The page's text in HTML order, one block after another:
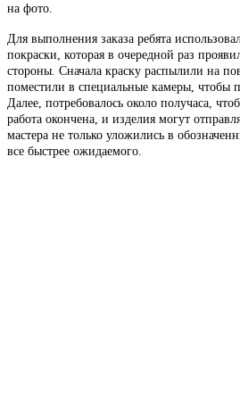
на фото.
Для выполнения заказа ребята
покраски, которая в очередной раз
стороны. Сначала краску распылили на
поместили в специальные камеры, чтобы
Далее, потребовалось около получаса,
работа окончена, и изделия могут
мастера не только уложились в
все быстрее ожидаемого.